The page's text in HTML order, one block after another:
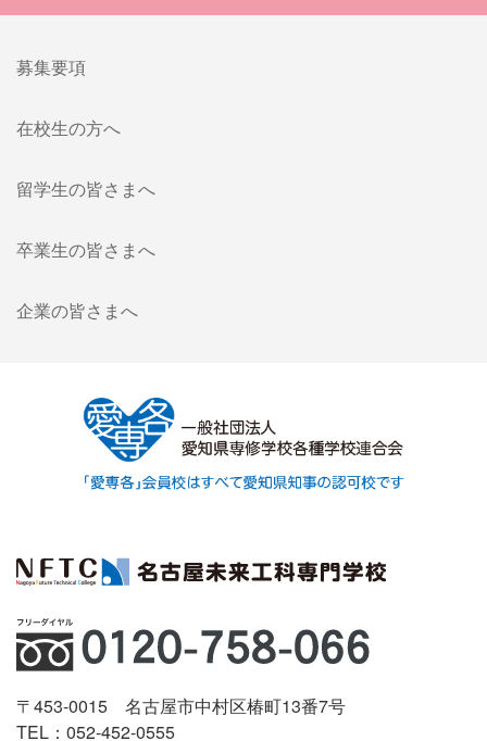
募集要項
在校生の方へ
留学生の皆さまへ
卒業生の皆さまへ
企業の皆さまへ
〒453-0015 名古屋市中村区椿町13番7号
TEL：052-452-0555